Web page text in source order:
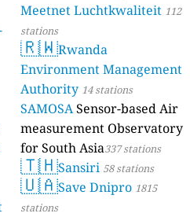
Meetnet Luchtkwaliteit 112
stations
🇷🇼Rwanda
Environment Management
Authority 14 stations
SAMOSASensor-based Air
measurement Observatory
for South Asia337 stations
🇹🇭Sansiri 58 stations
🇺🇦Save Dnipro 1815
stations